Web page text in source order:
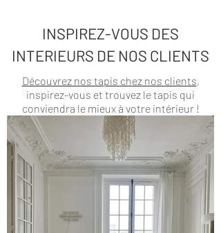
INSPIREZ-VOUS DES
INTERIEURS DE NOS CLIENTS
Découvrez nos tapis chez nos clients,
inspirez-vous et trouvez le tapis qui
conviendra le mieux à votre intérieur !